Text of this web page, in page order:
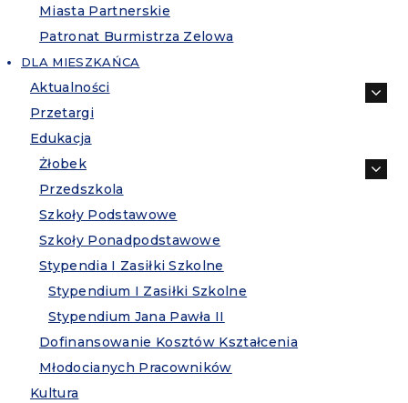
Miasta Partnerskie
Patronat Burmistrza Zelowa
DLA MIESZKAŃCA
Aktualności
Przetargi
Edukacja
Żłobek
Przedszkola
Szkoły Podstawowe
Szkoły Ponadpodstawowe
Stypendia I Zasiłki Szkolne
Stypendium I Zasiłki Szkolne
Stypendium Jana Pawła II
Dofinansowanie Kosztów Kształcenia
Młodocianych Pracowników
Kultura